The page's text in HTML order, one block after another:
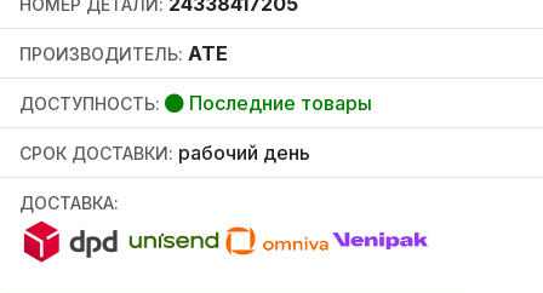
НОМЕР ДЕТАЛИ:
ПРОИЗВОДИТЕЛЬ: ATE
ДОСТУПНОСТЬ: Последние товары
СРОК ДОСТАВКИ: рабочий день
ДОСТАВКА: